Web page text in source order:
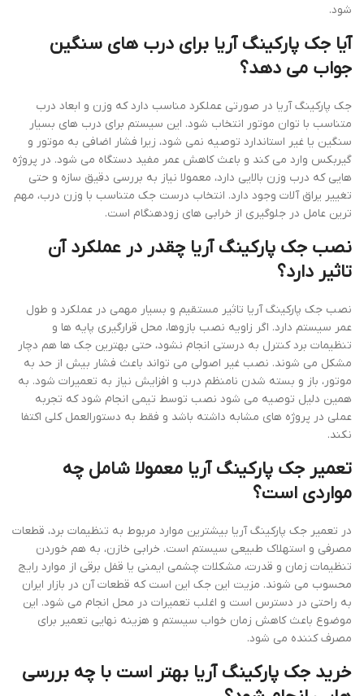
شود.
آیا جک پارکینگ آریا برای درب های سنگین
جواب می دهد؟
جک پارکینگ آریا در صورتی عملکرد مناسب دارد که وزن و ابعاد درب
متناسب با توان موتور انتخاب شود. این سیستم برای درب های بسیار
سنگین یا غیر استاندارد توصیه نمی شود، زیرا فشار اضافی به موتور و
گیربکس وارد می کند و باعث کاهش عمر مفید دستگاه می شود. در پروژه
هایی که درب وزن بالایی دارد، معمولا نیاز به بررسی دقیق سازه و حتی
تغییر یراق آلات وجود دارد. انتخاب درست جک متناسب با وزن درب، مهم
ترین عامل در جلوگیری از خرابی های زودهنگام است.
نصب جک پارکینگ آریا چقدر در عملکرد آن
تاثیر دارد؟
نصب جک پارکینگ آریا تاثیر مستقیم و بسیار مهمی در عملکرد و طول
عمر سیستم دارد. اگر زاویه نصب بازوها، محل قرارگیری پایه ها و
تنظیمات برد کنترل به درستی انجام نشود، حتی بهترین جک ها هم دچار
مشکل می شوند. نصب غیر اصولی می تواند باعث فشار بیش از حد به
موتور، باز و بسته شدن نامنظم درب و افزایش نیاز به تعمیرات شود. به
همین دلیل توصیه می شود نصب توسط تیمی انجام شود که تجربه
عملی در پروژه های مشابه داشته باشد و فقط به دستورالعمل کلی اکتفا
نکند.
تعمیر جک پارکینگ آریا معمولا شامل چه
مواردی است؟
در تعمیر جک پارکینگ آریا بیشترین موارد مربوط به تنظیمات برد، قطعات
مصرفی و استهلاک طبیعی سیستم است. خرابی خازن، به هم خوردن
تنظیمات زمان و قدرت، مشکلات چشمی ایمنی یا قفل برقی از موارد رایج
محسوب می شوند. مزیت این جک این است که قطعات آن در بازار ایران
به راحتی در دسترس است و اغلب تعمیرات در محل انجام می شود. این
موضوع باعث کاهش زمان خواب سیستم و هزینه نهایی تعمیر برای
مصرف کننده می شود.
خرید جک پارکینگ آریا بهتر است با چه بررسی